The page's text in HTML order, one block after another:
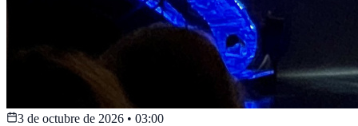
3 de octubre de 2026 • 03:00